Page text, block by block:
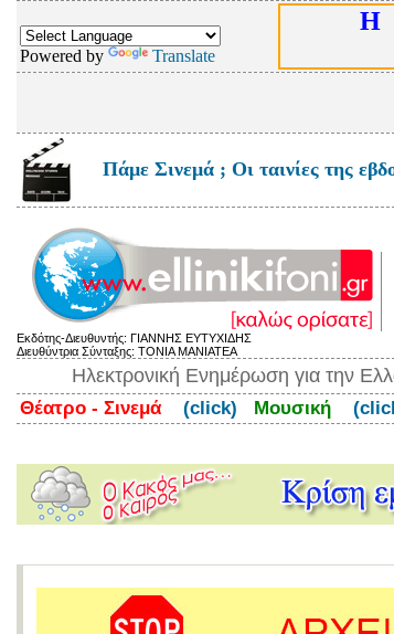
Powered by Translate
Η
Πάμε Σινεμά ; Οι ταινίες της
Εκδότης-Διευθυντής: ΓΙΑΝΝΗΣ ΕΥΤΥΧΙΔΗΣ
Διευθύντρια Σύνταξης: ΤΟΝΙΑ ΜΑΝΙΑΤΕΑ
Ηλεκτρονική Ενημέρωση για την
Θέατρο - Σινεμά (click) Μουσική